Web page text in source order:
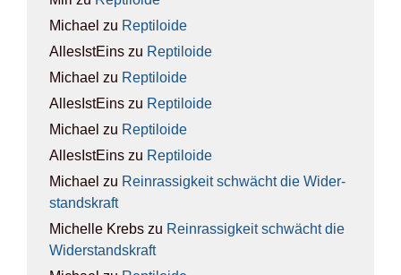
Michael zu Rep­ti­lo­ide
AllesIstEins zu Rep­ti­lo­ide
Michael zu Rep­ti­lo­ide
AllesIstEins zu Rep­ti­lo­ide
Michael zu Rep­ti­lo­ide
AllesIstEins zu Rep­ti­lo­ide
Michael zu Rein­ras­sig­keit schwächt die Wider­
stands­kraft
Michelle Krebs zu Rein­ras­sig­keit schwächt die
Wider­stands­kraft